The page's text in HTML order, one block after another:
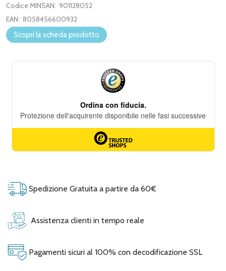
Codice MINSAN: 901128052
EAN: 8058456600932
Scopri la scheda prodotto
Spedizione Gratuita a partire da 60€
Assistenza clienti in tempo reale
Pagamenti sicuri al 100% con decodificazione SSL